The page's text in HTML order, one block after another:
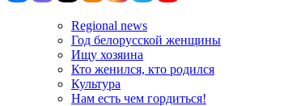
Regional news
Год белорусской женщины
Ищу хозяина
Кто женился, кто родился
Культура
Нам есть чем гордиться!